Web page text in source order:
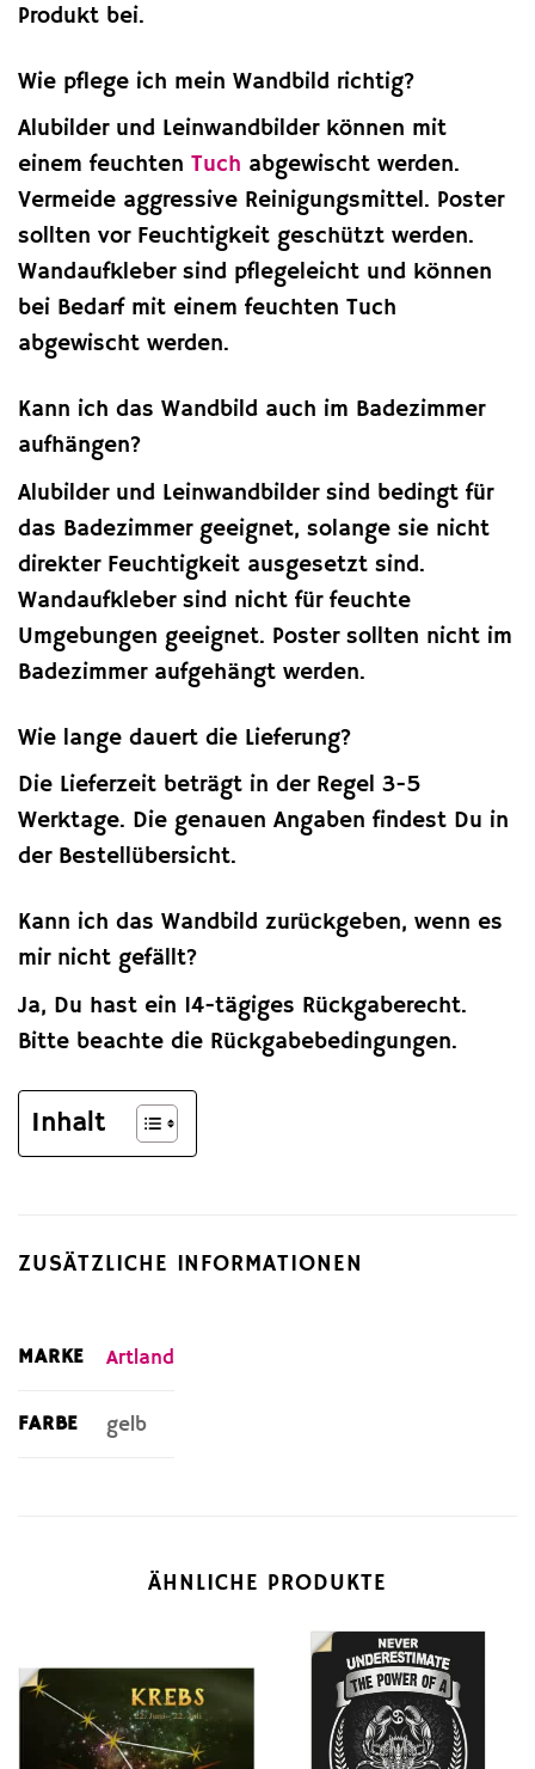
Produkt bei.
Wie pflege ich mein Wandbild richtig?
Alubilder und Leinwandbilder können mit
einem feuchten Tuch abgewischt werden.
Vermeide aggressive Reinigungsmittel. Poster
sollten vor Feuchtigkeit geschützt werden.
Wandaufkleber sind pflegeleicht und können
bei Bedarf mit einem feuchten Tuch
abgewischt werden.
Kann ich das Wandbild auch im Badezimmer
aufhängen?
Alubilder und Leinwandbilder sind bedingt für
das Badezimmer geeignet, solange sie nicht
direkter Feuchtigkeit ausgesetzt sind.
Wandaufkleber sind nicht für feuchte
Umgebungen geeignet. Poster sollten nicht im
Badezimmer aufgehängt werden.
Wie lange dauert die Lieferung?
Die Lieferzeit beträgt in der Regel 3-5
Werktage. Die genauen Angaben findest Du in
der Bestellübersicht.
Kann ich das Wandbild zurückgeben, wenn es
mir nicht gefällt?
Ja, Du hast ein 14-tägiges Rückgaberecht.
Bitte beachte die Rückgabebedingungen.
Inhalt
ZUSÄTZLICHE INFORMATIONEN
MARKE Artland
FARBE gelb
ÄHNLICHE PRODUKTE